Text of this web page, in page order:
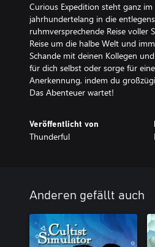
Curious Expedition steht ganz
jahrhundertelang in die
ruhmversprechende Reise voller
Reise um die halbe Welt und
Schande mit deinen Kollegen
für dich selbst oder sorge für
Anerkennung, indem du
Das Abenteuer wartet!
Veröffentlicht von
Thunderful
Anderen gefällt auch